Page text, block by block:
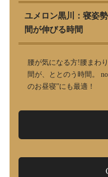
ユメロン黒川：寝姿
間が伸びる時間
腰が気になる方!腰まわ
間が、ととのう時間。
のお昼寝”にも最適！